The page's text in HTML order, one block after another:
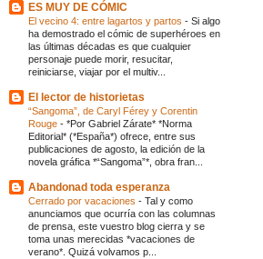
ES MUY DE CÓMIC
El vecino 4: entre lagartos y partos - Si algo
ha demostrado el cómic de superhéroes en
las últimas décadas es que cualquier
personaje puede morir, resucitar,
reiniciarse, viajar por el multiv...
El lector de historietas
“Sangoma”, de Caryl Férey y Corentin
Rouge - *Por Gabriel Zárate* *Norma
Editorial* (*España*) ofrece, entre sus
publicaciones de agosto, la edición de la
novela gráfica *“Sangoma”*, obra fran...
Abandonad toda esperanza
Cerrado por vacaciones - Tal y como
anunciamos que ocurría con las columnas
de prensa, este vuestro blog cierra y se
toma unas merecidas *vacaciones de
verano*. Quizá volvamos p...